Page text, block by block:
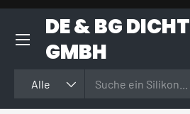
DIREKT ZUM INHALT
DE & BG DICHT
GMBH
Alle